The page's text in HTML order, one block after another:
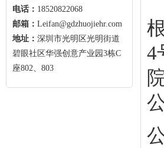
电话： 18520822068
邮箱： Leifan@gdzhuojiehr.com
地址： 深圳市光明区光明街道
碧眼社区华强创意产业园3栋C
座802、803
4